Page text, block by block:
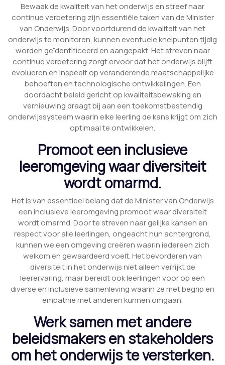
Bewaak de kwaliteit van het onderwijs en streef naar
continue verbetering zijn essentiële taken van de Minister
van Onderwijs. Door voortdurend de kwaliteit van het
onderwijs te monitoren, kunnen eventuele knelpunten tijdig
worden geïdentificeerd en aangepakt. Het streven naar
continue verbetering zorgt ervoor dat het onderwijs blijft
evolueren en inspeelt op veranderende maatschappelijke
behoeften en technologische ontwikkelingen. Een
doordacht beleid gericht op kwaliteitsbewaking en
vernieuwing draagt bij aan een toekomstbestendig
onderwijssysteem waarin elke leerling de kans krijgt om zich
optimaal te ontwikkelen.
Promoot een inclusieve
leeromgeving waar diversiteit
wordt omarmd.
Het is van essentieel belang dat de Minister van Onderwijs
een inclusieve leeromgeving promoot waar diversiteit
wordt omarmd. Door te streven naar gelijke kansen en
respect voor alle leerlingen, ongeacht hun achtergrond,
kunnen we een omgeving creëren waarin iedereen zich
welkom en gewaardeerd voelt. Het bevorderen van
diversiteit in het onderwijs niet alleen verrijkt de
leerervaring, maar bereidt ook leerlingen voor op een
diverse en inclusieve samenleving waarin ze met begrip en
empathie met anderen kunnen omgaan.
Werk samen met andere
beleidsmakers en stakeholders
om het onderwijs te versterken.